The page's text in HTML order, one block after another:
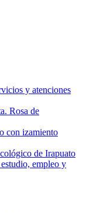
y atenciones
Rosa de
con izamiento
de Irapuato
empleo y